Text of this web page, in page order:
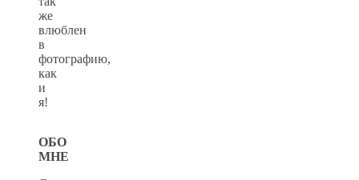
же
влюблен
в
фотографию,
как
и
я!
ОБО
МНЕ